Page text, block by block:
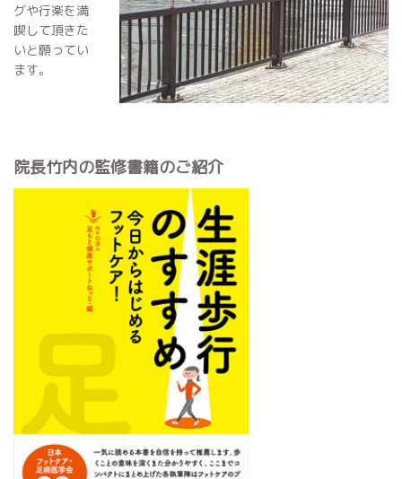
グや行楽を満
喫して頂きた
いと願ってい
ます。
院長竹内の監修書籍のご紹介